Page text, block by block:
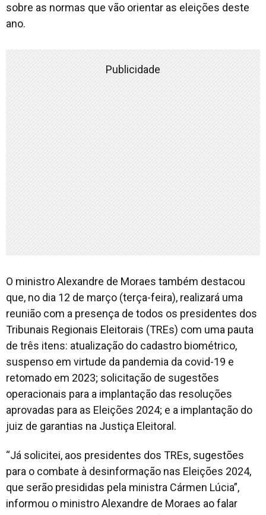
sobre as normas que vão orientar as eleições deste
ano.
Publicidade
O ministro Alexandre de Moraes também destacou
que, no dia 12 de março (terça-feira), realizará uma
reunião com a presença de todos os presidentes dos
Tribunais Regionais Eleitorais (TREs) com uma pauta
de três itens: atualização do cadastro biométrico,
suspenso em virtude da pandemia da covid-19 e
retomado em 2023; solicitação de sugestões
operacionais para a implantação das resoluções
aprovadas para as Eleições 2024; e a implantação do
juiz de garantias na Justiça Eleitoral.
“Já solicitei, aos presidentes dos TREs, sugestões
para o combate à desinformação nas Eleições 2024,
que serão presididas pela ministra Cármen Lúcia”,
informou o ministro Alexandre de Moraes ao falar